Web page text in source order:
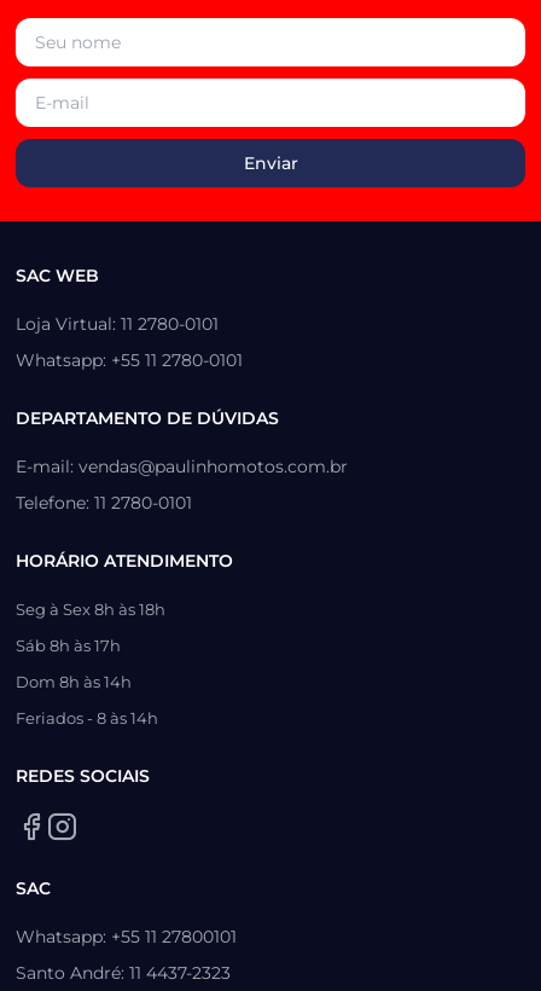
SAC WEB
Loja Virtual: 11 2780-0101
Whatsapp: +55 11 2780-0101
DEPARTAMENTO DE DÚVIDAS
E-mail: vendas@paulinhomotos.com.br
Telefone: 11 2780-0101
HORÁRIO ATENDIMENTO
Seg à Sex 8h às 18h
Sáb 8h às 17h
Dom 8h às 14h
Feriados - 8 às 14h
REDES SOCIAIS
SAC
Whatsapp: +55 11 27800101
Santo André: 11 4437-2323